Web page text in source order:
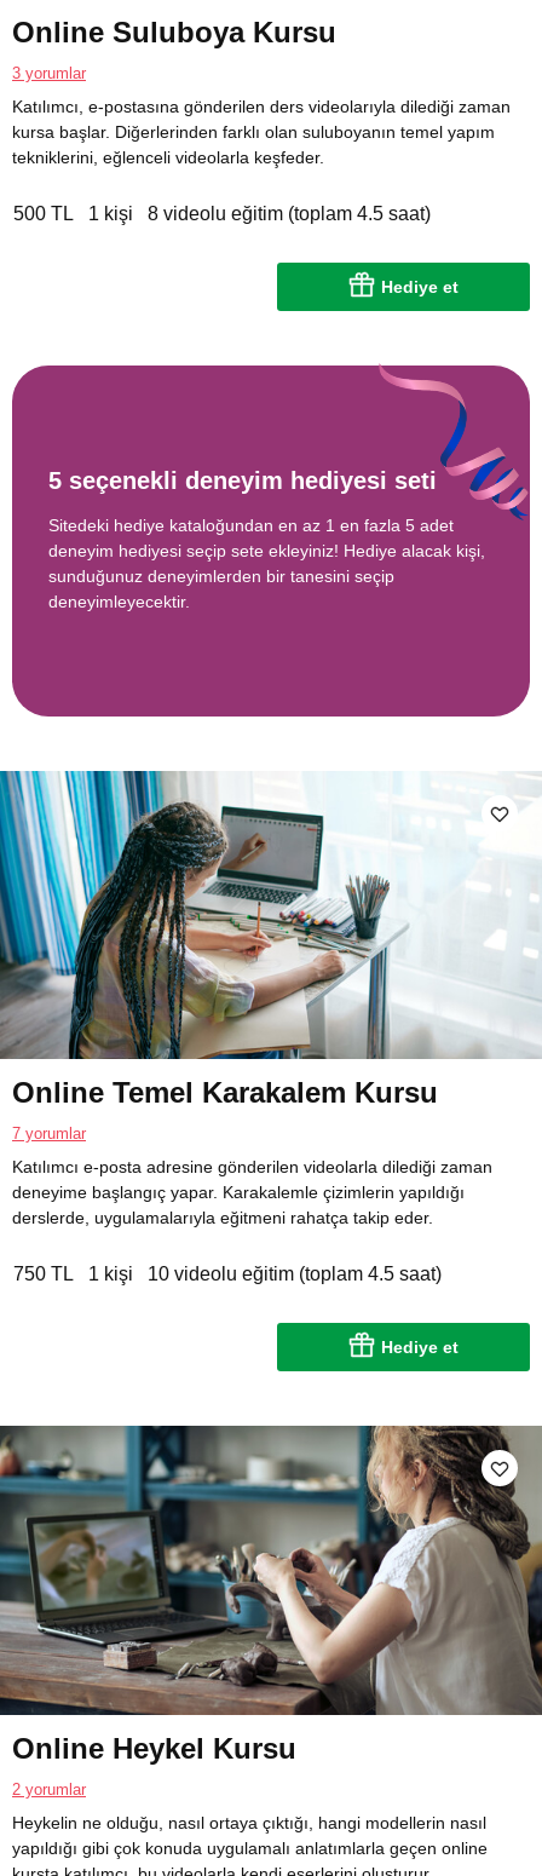
Online Suluboya Kursu
3 yorumlar
Katılımcı, e-postasına gönderilen ders videolarıyla dilediği zaman
kursa başlar. Diğerlerinden farklı olan suluboyanın temel yapım
tekniklerini, eğlenceli videolarla keşfeder.
500 TL 1 kişi 8 videolu eğitim (toplam 4.5 saat)
Hediye et
5 seçenekli deneyim hediyesi seti
Sitedeki hediye kataloğundan en az 1 en fazla 5 adet
deneyim hediyesi seçip sete ekleyiniz! Hediye alacak kişi,
sunduğunuz deneyimlerden bir tanesini seçip
deneyimleyecektir.
Online Temel Karakalem Kursu
7 yorumlar
Katılımcı e-posta adresine gönderilen videolarla dilediği zaman
deneyime başlangıç yapar. Karakalemle çizimlerin yapıldığı
derslerde, uygulamalarıyla eğitmeni rahatça takip eder.
750 TL 1 kişi 10 videolu eğitim (toplam 4.5 saat)
Hediye et
Online Heykel Kursu
2 yorumlar
Heykelin ne olduğu, nasıl ortaya çıktığı, hangi modellerin nasıl
yapıldığı gibi çok konuda uygulamalı anlatımlarla geçen online